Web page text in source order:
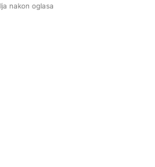
nakon oglasa